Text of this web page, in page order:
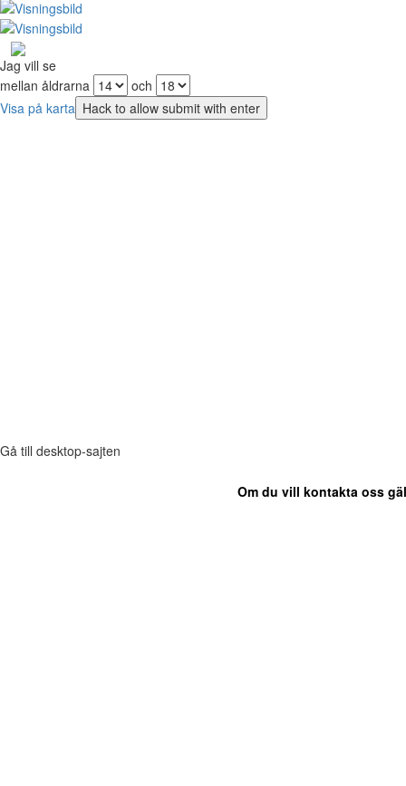
Jag vill se
mellan åldrarna
och
Visa på karta
Gå till desktop-sajten
Om du vill kontakta oss